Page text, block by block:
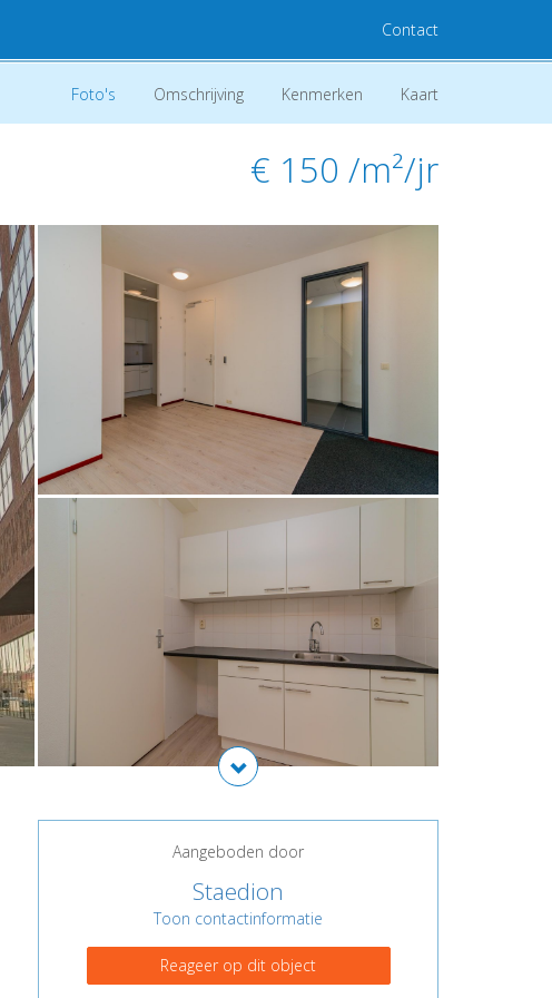
Contact
Foto's Omschrijving Kenmerken Kaart
€ 150 /m²/jr
Aangeboden door
Staedion
Toon contactinformatie
Reageer op dit object